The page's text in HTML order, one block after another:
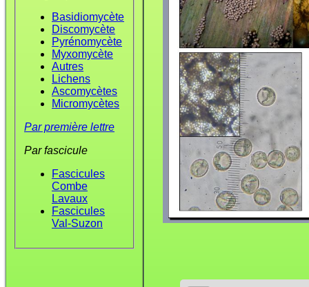
Basidiomycète
Discomycète
Pyrénomycète
Myxomycète
Autres
Lichens
Ascomycètes
Micromycètes
Par première lettre
Par fascicule
Fascicules
Combe
Lavaux
Fascicules
Val-Suzon